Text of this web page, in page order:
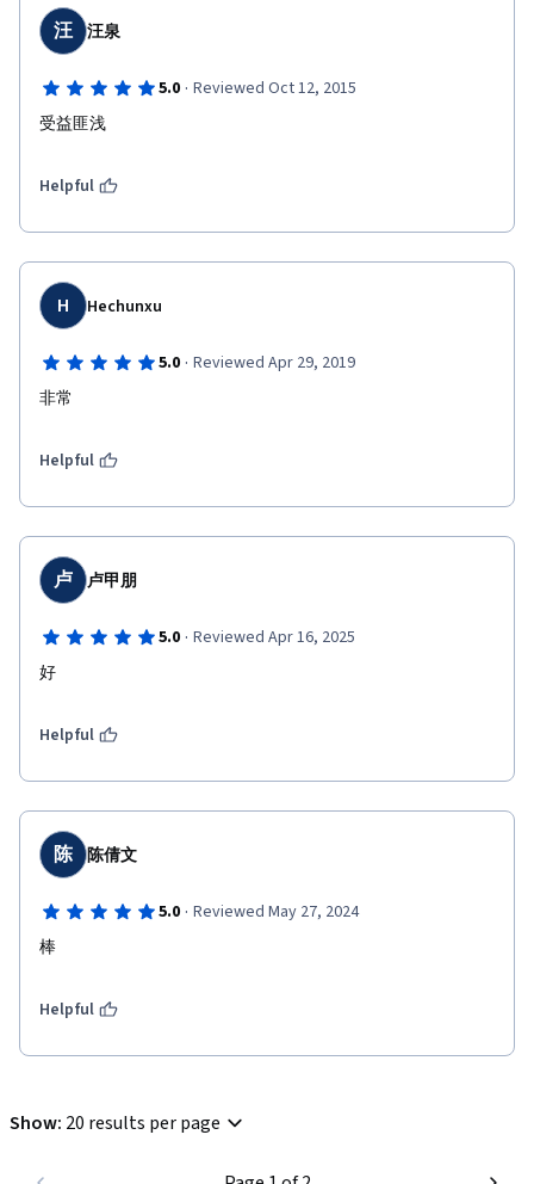
汪 汪泉
5.0 · Reviewed Oct 12, 2015
受益匪浅
Helpful
H Hechunxu
5.0 · Reviewed Apr 29, 2019
非常
Helpful
卢 卢甲朋
5.0 · Reviewed Apr 16, 2025
好
Helpful
陈 陈倩文
5.0 · Reviewed May 27, 2024
棒
Helpful
Show: 20 results per page